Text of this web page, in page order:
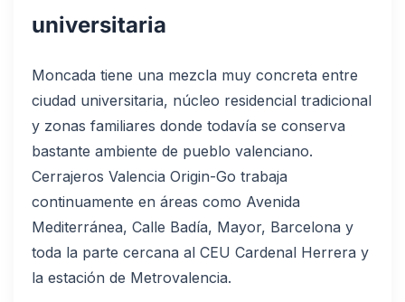
universitaria
Moncada tiene una mezcla muy concreta entre
ciudad universitaria, núcleo residencial tradicional
y zonas familiares donde todavía se conserva
bastante ambiente de pueblo valenciano.
Cerrajeros Valencia Origin-Go trabaja
continuamente en áreas como Avenida
Mediterránea, Calle Badía, Mayor, Barcelona y
toda la parte cercana al CEU Cardenal Herrera y
la estación de Metrovalencia.